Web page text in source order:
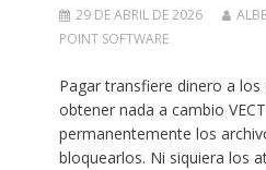
29 DE ABRIL DE 2026
POINT SOFTWARE
Pagar transfiere dinero a los
obtener nada a cambio
permanentemente los
bloquearlos. Ni siquiera los